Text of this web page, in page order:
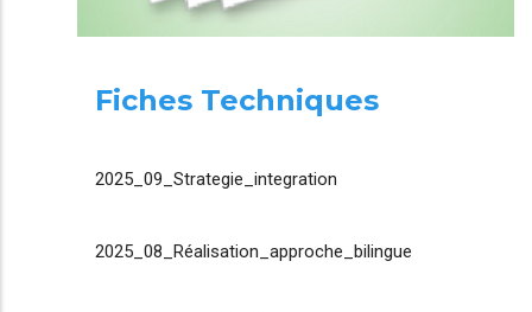
Fiches Techniques
2025_09_Strategie_integration
2025_08_Réalisation_approche_bilingue